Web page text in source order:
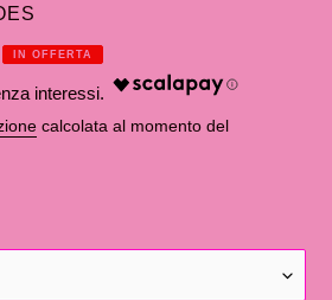
IN OFFERTA
calcolata al momento del